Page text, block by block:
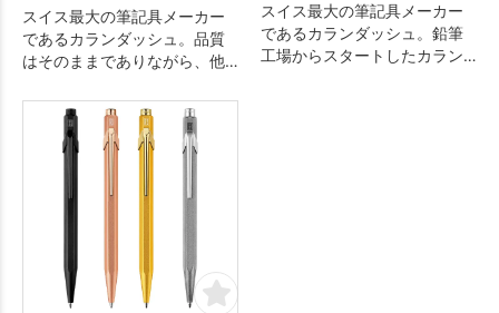
スイス最大の筆記具メーカー
であるカランダッシュ。品質
はそのままでありながら、他
ラインとなっております。
スイス最大の筆記具メーカー
であるカランダッシュ。鉛筆
工場からスタートしたカラン